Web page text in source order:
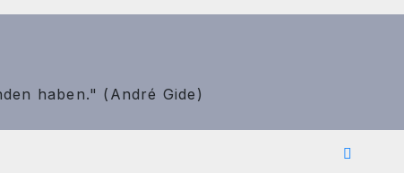
haben." (André Gide)